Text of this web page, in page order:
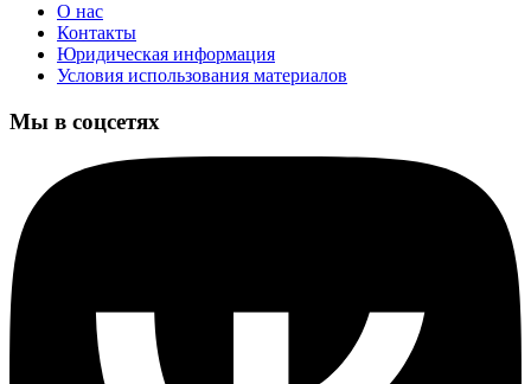
О нас
Контакты
Юридическая информация
Условия использования материалов
Мы в соцсетях